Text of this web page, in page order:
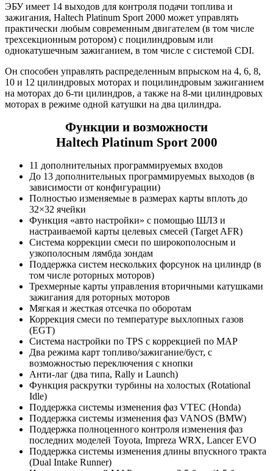
ЭБУ имеет 14 выходов для контроля подачи топлива и
зажигания, Haltech Platinum Sport 2000 может управлять
практически любым современным двигателем (в том числе
трехсекционным ротором) с поцилиндровым или
однокатушечным зажиганием, в том числе с системой CDI.
Он способен управлять распределенным впрыском на 4, 6, 8,
10 и 12 цилиндровых моторах и поцилиндровым зажиганием
на моторах до 6-ти цилиндров, а также на 8-ми цилиндровых
моторах в режиме одной катушки на два цилиндра.
Функции и возможности
Haltech Platinum Sport 2000
11 дополнительных программируемых входов
До 13 дополнительных программируемых выходов (в
зависимости от конфигурации)
Полностью изменяемые в размерах карты вплоть до
32×32 ячейки
Функция «авто настройки» с помощью ШЛЗ и
настраиваемой карты целевых смесей (Target AFR)
Система коррекции смеси по широкополосным и
узкополосным лямбда зондам
Поддержка систем нескольких форсунок на цилиндр (в
том числе роторных моторов)
Трехмерные карты управления вторичными катушками
зажигания для роторных моторов
Мягкая и жесткая отсечка по оборотам
Коррекция смеси по температуре выхлопных газов
(EGT)
Система настройки по TPS с коррекцией по MAP
Два режима карт топливо/зажигание/буст, с
возможностью переключения с кнопки
Анти-лаг (два типа, Rally и Launch)
Функция раскрутки турбины на холостых (Rotational
Idle)
Поддержка системы изменения фаз VTEC (Honda)
Поддержка системы изменения фаз VANOS (BMW)
Поддержка полноценного контроля изменения фаз
последних моделей Toyota, Impreza WRX, Lancer EVO
Поддержка системы изменения длины впускного тракта
(Dual Intake Runner)